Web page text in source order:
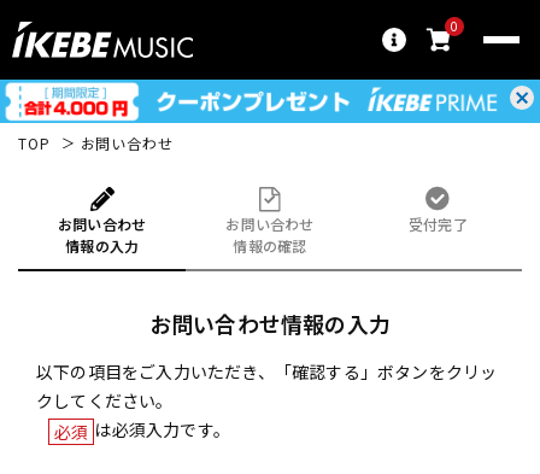
0
TOP お問い合わせ
お問い合わせ
情報の入力
お問い合わせ
情報の確認
受付完了
お問い合わせ情報の入力
以下の項目をご入力いただき、「確認する」ボタンをクリッ
クしてください。
必須 は必須入力です。